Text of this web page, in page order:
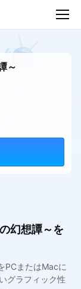
～
幻想譚～を
PCまたはMacに
グラフィック性